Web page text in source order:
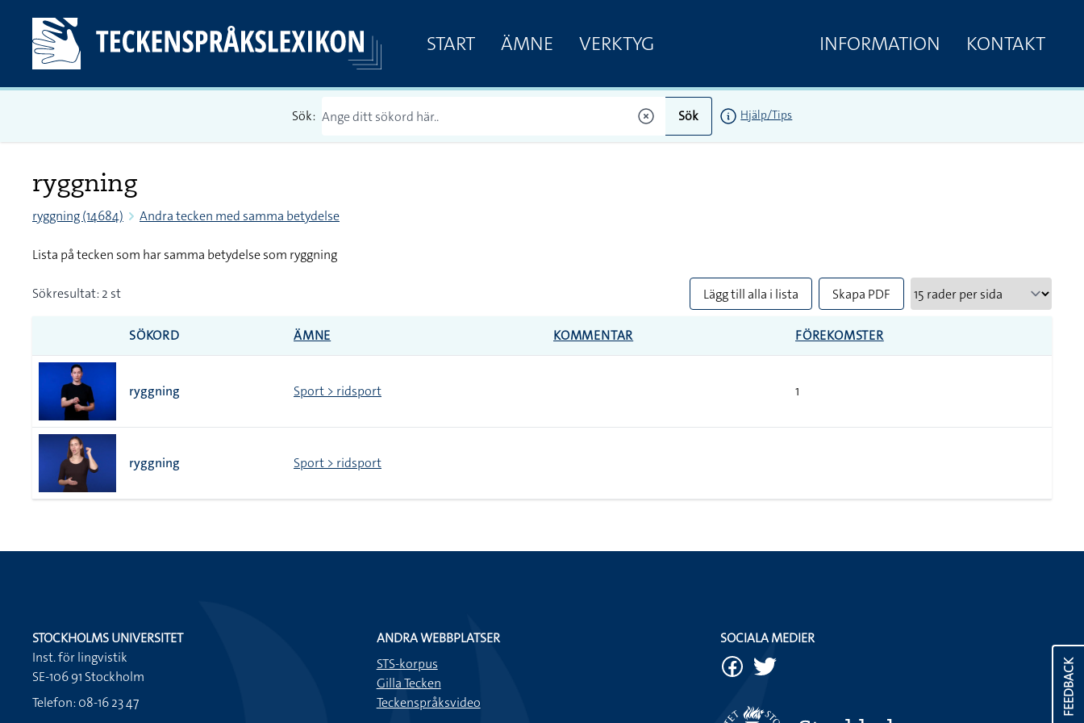
START ÄMNE VERKTYG INFORMATION KONTAKT
Sök: Sök Hjälp/Tips
ryggning
ryggning (14684) Andra tecken med samma betydelse
Lista på tecken som har samma betydelse som ryggning
Sökresultat: 2 st Lägg till alla i lista Skapa PDF
SÖKORD ÄMNE KOMMENTAR FÖREKOMSTER
ryggning Sport > ridsport 1
ryggning Sport > ridsport
FEEDBACK
STOCKHOLMS UNIVERSITET
Inst. för lingvistik
SE-106 91 Stockholm
Telefon: 08-16 23 47
ANDRA WEBBPLATSER
STS-korpus
Gilla Tecken
Teckenspråksvideo
SOCIALA MEDIER